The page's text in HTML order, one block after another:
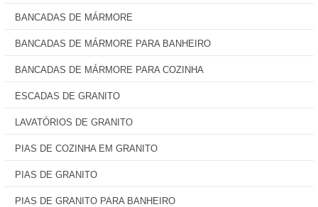
BANCADAS DE MÁRMORE
BANCADAS DE MÁRMORE PARA BANHEIRO
BANCADAS DE MÁRMORE PARA COZINHA
ESCADAS DE GRANITO
LAVATÓRIOS DE GRANITO
PIAS DE COZINHA EM GRANITO
PIAS DE GRANITO
PIAS DE GRANITO PARA BANHEIRO